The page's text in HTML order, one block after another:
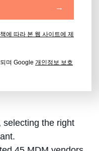
→
에 따라 본 웹 사이트에 제
며 Google 개인정보 보호
selecting the right